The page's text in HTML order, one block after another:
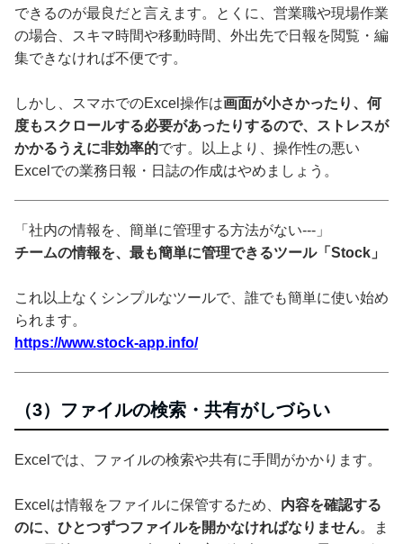
できるのが最良だと言えます。とくに、営業職や現場作業
の場合、スキマ時間や移動時間、外出先で日報を閲覧・編
集できなければ不便です。
しかし、スマホでのExcel操作は画面が小さかったり、何
度もスクロールする必要があったりするので、ストレスが
かかるうえに非効率的です。以上より、操作性の悪い
Excelでの業務日報・日誌の作成はやめましょう。
「社内の情報を、簡単に管理する方法がない---」
チームの情報を、最も簡単に管理できるツール「Stock」
これ以上なくシンプルなツールで、誰でも簡単に使い始め
られます。
https://www.stock-app.info/
（3）ファイルの検索・共有がしづらい
Excelでは、ファイルの検索や共有に手間がかかります。
Excelは情報をファイルに保管するため、 内容を確認する
のに、ひとつずつファイルを開かなければなりません。ま